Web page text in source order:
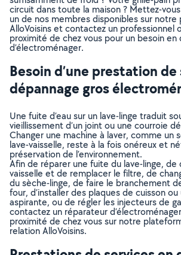
circuit dans toute la maison ? Mettez-
un de nos membres disponibles sur
AlloVoisins et contactez un professionnel
proximité de chez vous pour un besoin en
d’électroménager.
Besoin d’une prestation de
dépannage gros
Une fuite d’eau sur un lave-linge traduit
vieillissement d’un joint ou une courroie
Changer une machine à laver, comme un
lave-vaisselle, reste à la fois onéreux et
préservation de l’environnement.
Afin de réparer une fuite du lave-linge, de
vaisselle et de remplacer le filtre, de
du sèche-linge, de faire le branchement
four, d’installer des plaques de cuisson
aspirante, ou de régler les injecteurs de
contactez un réparateur
proximité de chez vous sur notre
relation AlloVoisins.